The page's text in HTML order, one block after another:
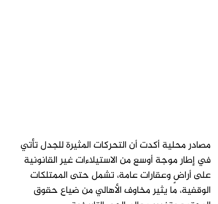
مصادر محلية أكدت أن التحركات المثيرة للجدل تأتي
في إطار موجة أوسع من الاستيلاءات غير القانونية
على أراضٍ وعقارات عامة، تشمل حتى الممتلكات
الوقفية، ما يثير مخاوف الأهالي من ضياع حقوق